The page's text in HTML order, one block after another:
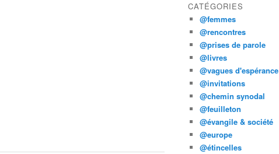
CATÉGORIES
@femmes
@rencontres
@prises de parole
@livres
@vagues d'espérance
@invitations
@chemin synodal
@feuilleton
@évangile & société
@europe
@étincelles